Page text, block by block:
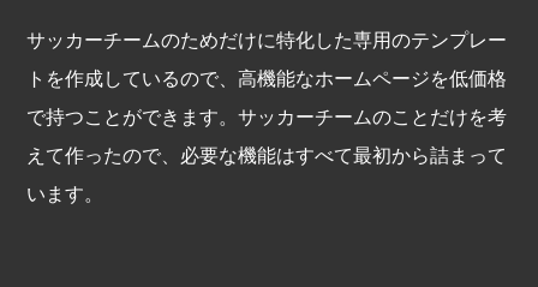
サッカーチームのためだけに特化した専用のテンプレー
トを作成しているので、高機能なホームページを低価格
で持つことができます。サッカーチームのことだけを考
えて作ったので、必要な機能はすべて最初から詰まって
います。